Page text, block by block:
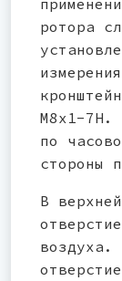
ротора
М8х1-7Н.
по
стороны
В
воздуха.